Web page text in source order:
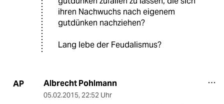
ihren Nachwuchs nach eigenem
gutdünken nachziehen?
Lang lebe der Feudalismus?
AP Albrecht Pohlmann
05.02.2015, 22:52 Uhr